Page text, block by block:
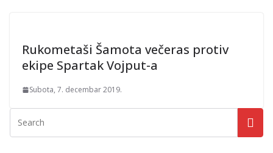
Rukometaši Šamota večeras protiv
ekipe Spartak Vojput-a
Subota, 7. decembar 2019.